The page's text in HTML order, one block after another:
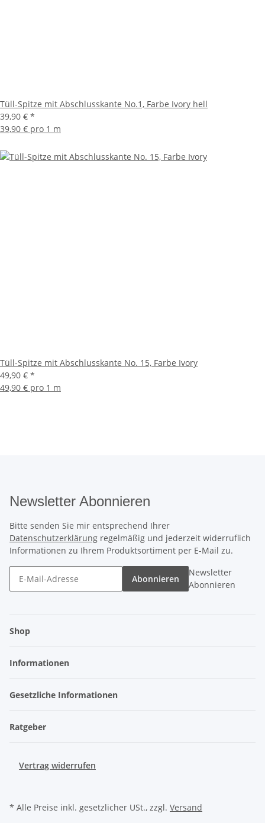
Tüll-Spitze mit Abschlusskante No.1, Farbe Ivory hell
39,90 € *
39,90 € pro 1 m
Tüll-Spitze mit Abschlusskante No. 15, Farbe Ivory
49,90 € *
49,90 € pro 1 m
Newsletter Abonnieren
Bitte senden Sie mir entsprechend Ihrer
Datenschutzerklärung regelmäßig und jederzeit widerruflich
Informationen zu Ihrem Produktsortiment per E-Mail zu.
Abonnieren
Newsletter
Abonnieren
Shop
Informationen
Gesetzliche Informationen
Ratgeber
Vertrag widerrufen
* Alle Preise inkl. gesetzlicher USt., zzgl. Versand